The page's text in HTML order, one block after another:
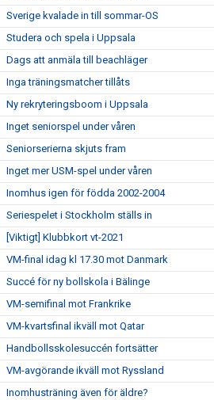
Sverige kvalade in till sommar-OS
Studera och spela i Uppsala
Dags att anmäla till beachläger
Inga träningsmatcher tillåts
Ny rekryteringsboom i Uppsala
Inget seniorspel under våren
Seniorserierna skjuts fram
Inget mer USM-spel under våren
Inomhus igen för födda 2002-2004
Seriespelet i Stockholm ställs in
[Viktigt] Klubbkort vt-2021
VM-final idag kl 17.30 mot Danmark
Succé för ny bollskola i Bälinge
VM-semifinal mot Frankrike
VM-kvartsfinal ikväll mot Qatar
Handbollsskolesuccén fortsätter
VM-avgörande ikväll mot Ryssland
Inomhusträning även för äldre?